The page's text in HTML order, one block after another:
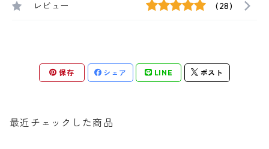
レビュー (28)
保存 シェア LINE ポスト
最近チェックした商品